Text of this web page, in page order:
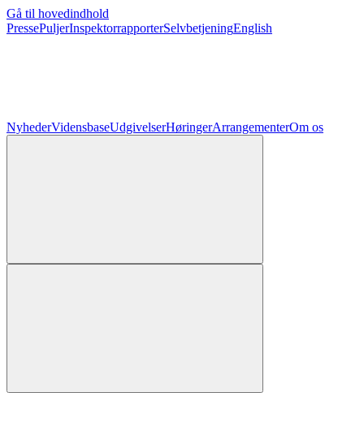
Gå til hovedindhold
PressePuljerInspektorrapporterSelvbetjeningEnglish
NyhederVidensbaseUdgivelserHøringerArrangementerOm os